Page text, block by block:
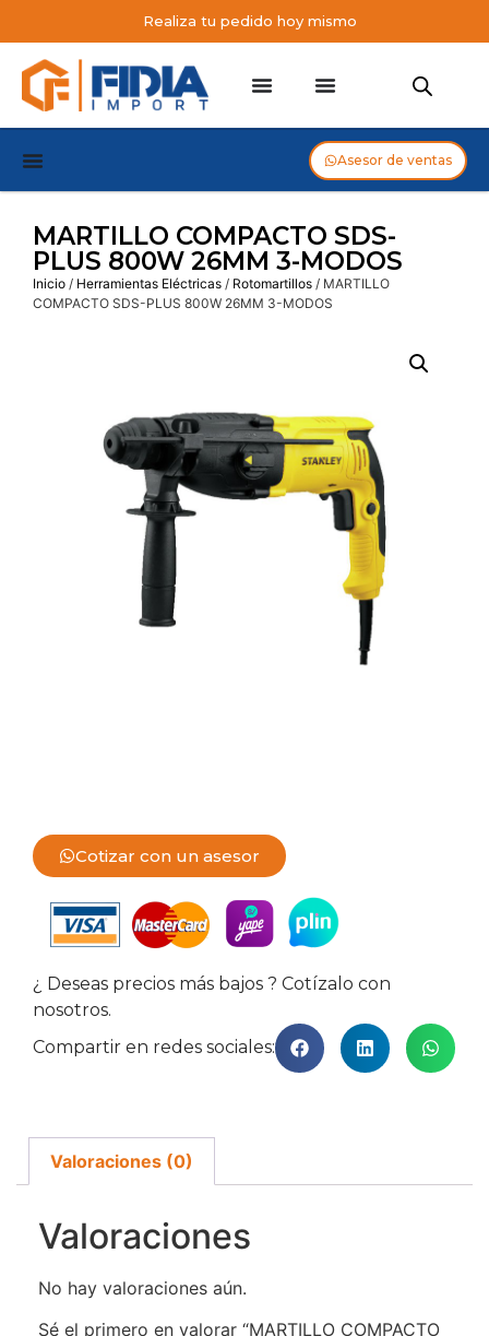
Realiza tu pedido hoy mismo
Asesor de ventas
MARTILLO COMPACTO SDS-
PLUS 800W 26MM 3-MODOS
Inicio / Herramientas Eléctricas / Rotomartillos / MARTILLO
COMPACTO SDS-PLUS 800W 26MM 3-MODOS
Cotizar con un asesor
¿ Deseas precios más bajos ? Cotízalo con
nosotros.
Compartir en redes sociales:
Valoraciones (0)
Valoraciones
No hay valoraciones aún.
Sé el primero en valorar “MARTILLO COMPACTO